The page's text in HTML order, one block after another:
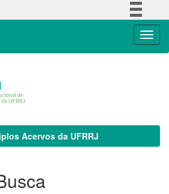
Acervos da UFRRJ